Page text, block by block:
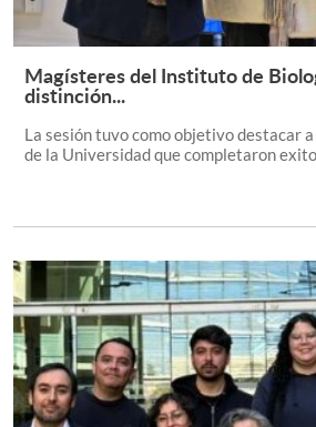
Magísteres del Instituto de
distinción...
La sesión tuvo como objetivo destacar
de la Universidad que completaron